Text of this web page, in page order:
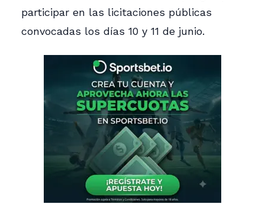
participar en las licitaciones públicas
convocadas los días 10 y 11 de junio.